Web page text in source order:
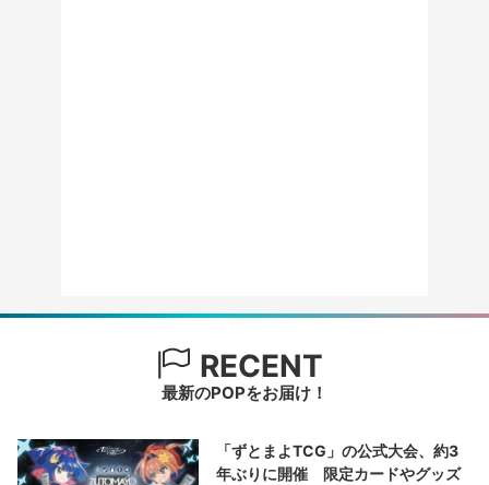
RECENT
最新のPOPをお届け！
「ずとまよTCG」の公式大会、約3
年ぶりに開催 限定カードやグッズ